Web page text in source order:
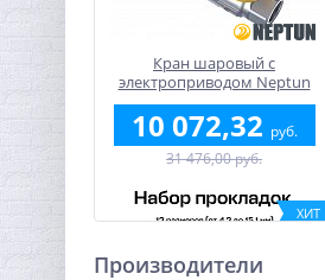
Кран шаровый с
электроприводом Neptun
Profi 220В 1"1/4
10 072,32 руб.
31 476,00 руб.
ХИТ
Производители